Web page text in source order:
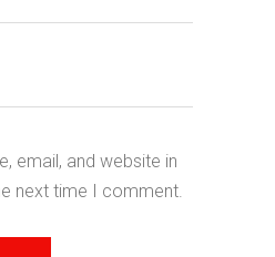
email, and website in
next time I comment.